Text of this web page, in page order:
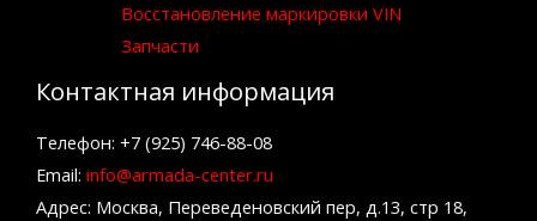
Восстановление маркировки VIN
Запчасти
Контактная информация
Телефон: +7 (925) 746-88-08
Email: info@armada-center.ru
Адрес: Москва, Переведеновский пер, д.13, стр 18,